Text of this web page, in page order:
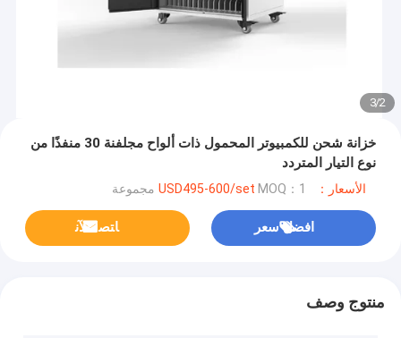
2
/
3
خزانة شحن للكمبيوتر المحمول ذات ألواح مجلفنة 30 منفذًا من
نوع التيار المتردد
الأسعار：USD495-600/set MOQ：1 مجموعة
افضل سعر ﺎﺘﺼﻟ ﺍﻶﻧ
منتوج وصف